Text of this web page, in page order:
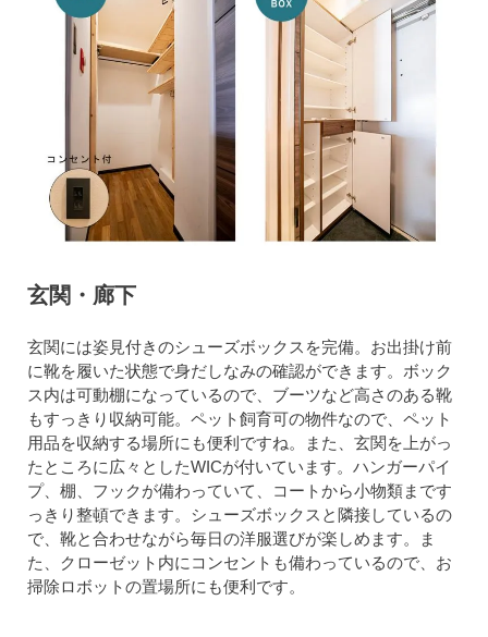
玄関・廊下
玄関には姿見付きのシューズボックスを完備。お出掛け前
に靴を履いた状態で身だしなみの確認ができます。ボック
ス内は可動棚になっているので、ブーツなど高さのある靴
もすっきり収納可能。ペット飼育可の物件なので、ペット
用品を収納する場所にも便利ですね。また、玄関を上がっ
たところに広々としたWICが付いています。ハンガーパイ
プ、棚、フックが備わっていて、コートから小物類まです
っきり整頓できます。シューズボックスと隣接しているの
で、靴と合わせながら毎日の洋服選びが楽しめます。ま
た、クローゼット内にコンセントも備わっているので、お
掃除ロボットの置場所にも便利です。